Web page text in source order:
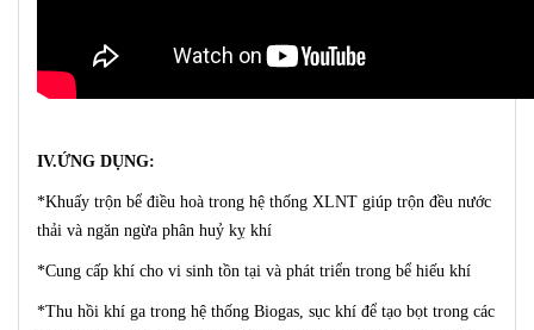
IV.ỨNG DỤNG:
*Khuấy trộn bể điều hoà trong hệ thống XLNT giúp trộn đều nước
thải và ngăn ngừa phân huỷ kỵ khí
*Cung cấp khí cho vi sinh tồn tại và phát triển trong bể hiếu khí
*Thu hồi khí ga trong hệ thống Biogas, sục khí để tạo bọt trong các